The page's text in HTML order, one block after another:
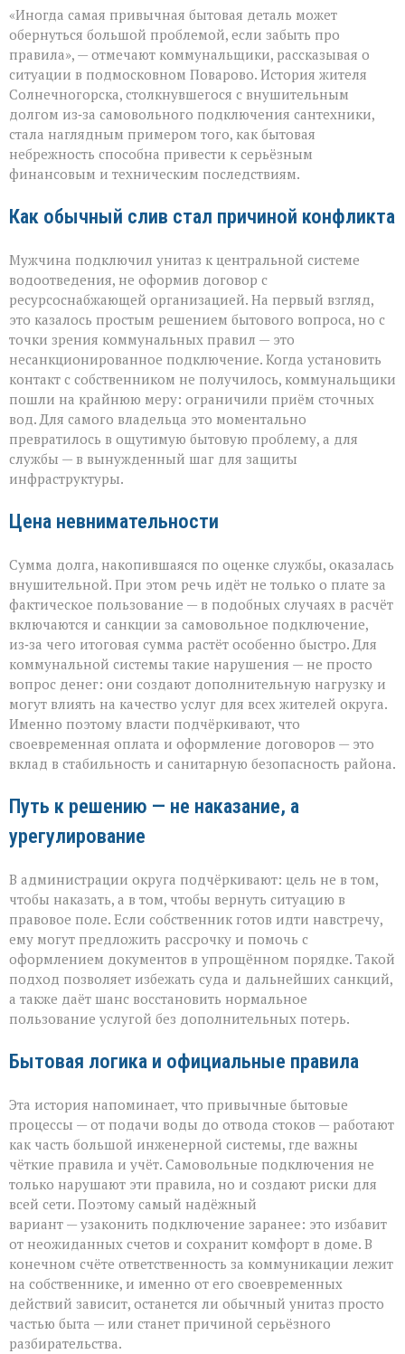
как
повод
долга:
коммунальная
история
с
серьёзным
финалом»
«Иногда самая привычная бытовая деталь может
обернуться большой проблемой, если забыть про
правила», — отмечают коммунальщики, рассказывая о
ситуации в подмосковном Поварово. История жителя
Солнечногорска, столкнувшегося с внушительным
долгом из‑за самовольного подключения сантехники,
стала наглядным примером того, как бытовая
небрежность способна привести к серьёзным
финансовым и техническим последствиям.
Как обычный слив стал причиной конфликта
Мужчина подключил унитаз к центральной системе
водоотведения, не оформив договор с
ресурсоснабжающей организацией. На первый взгляд,
это казалось простым решением бытового вопроса, но с
точки зрения коммунальных правил — это
несанкционированное подключение. Когда установить
контакт с собственником не получилось, коммунальщики
пошли на крайнюю меру: ограничили приём сточных
вод. Для самого владельца это моментально
превратилось в ощутимую бытовую проблему, а для
службы — в вынужденный шаг для защиты
инфраструктуры.
Цена невнимательности
Сумма долга, накопившаяся по оценке службы, оказалась
внушительной. При этом речь идёт не только о плате за
фактическое пользование — в подобных случаях в расчёт
включаются и санкции за самовольное подключение,
из‑за чего итоговая сумма растёт особенно быстро. Для
коммунальной системы такие нарушения — не просто
вопрос денег: они создают дополнительную нагрузку и
могут влиять на качество услуг для всех жителей округа.
Именно поэтому власти подчёркивают, что
своевременная оплата и оформление договоров — это
вклад в стабильность и санитарную безопасность района.
Путь к решению — не наказание, а
урегулирование
В администрации округа подчёркивают: цель не в том,
чтобы наказать, а в том, чтобы вернуть ситуацию в
правовое поле. Если собственник готов идти навстречу,
ему могут предложить рассрочку и помочь с
оформлением документов в упрощённом порядке. Такой
подход позволяет избежать суда и дальнейших санкций,
а также даёт шанс восстановить нормальное
пользование услугой без дополнительных потерь.
Бытовая логика и официальные правила
Эта история напоминает, что привычные бытовые
процессы — от подачи воды до отвода стоков — работают
как часть большой инженерной системы, где важны
чёткие правила и учёт. Самовольные подключения не
только нарушают эти правила, но и создают риски для
всей сети. Поэтому самый надёжный
вариант — узаконить подключение заранее: это избавит
от неожиданных счетов и сохранит комфорт в доме. В
конечном счёте ответственность за коммуникации лежит
на собственнике, и именно от его своевременных
действий зависит, останется ли обычный унитаз просто
частью быта — или станет причиной серьёзного
разбирательства.